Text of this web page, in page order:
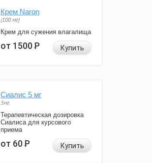
Крем Naron
(100 мг)
Крем для сужения влагалища
от 1500Р Купить
Сиалис 5 мг
5мг
Терапевтическая дозировка
Сиалиса для курсового
приема
от 60Р Купить